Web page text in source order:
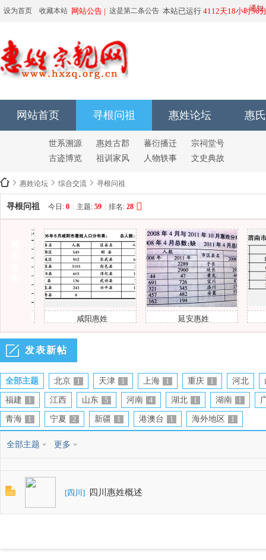
设为首页 收藏本站 本站已运行 4112天18小时56
网站公告 | 这是第二条公告
网站首页 寻根问祖 惠姓论坛 惠
世系溯源 惠姓古郡 蕃衍播迁
宗祠堂号
古迹博览
祖训家风 人物轶事 文史典故
风
惠姓论坛 综合交流 寻根问祖
寻根问祖 今日: 0 主题: 59 排名: 28
咸阳惠姓 延安惠姓
发表新帖
全部主题 北京 1 天津 1 上海 1 重庆 1 河北
福建 1 江西 山东 5 河南 4 湖北 1 湖南 1
青海 1 宁夏 2 新疆 1 港澳台 1 海外地区 1
全部主题 更多
[四川 ] 四川惠姓概述
通知
由于有人恶